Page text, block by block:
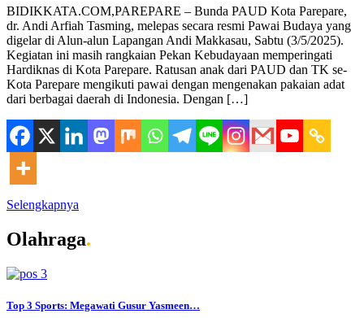
BIDIKKATA.COM,PAREPARE – Bunda PAUD Kota Parepare,
dr. Andi Arfiah Tasming, melepas secara resmi Pawai Budaya yang
digelar di Alun-alun Lapangan Andi Makkasau, Sabtu (3/5/2025).
Kegiatan ini masih rangkaian Pekan Kebudayaan memperingati
Hardiknas di Kota Parepare. Ratusan anak dari PAUD dan TK se-
Kota Parepare mengikuti pawai dengan mengenakan pakaian adat
dari berbagai daerah di Indonesia. Dengan […]
Selengkapnya
Olahraga.
Top 3 Sports: Megawati Gusur Yasmeen…